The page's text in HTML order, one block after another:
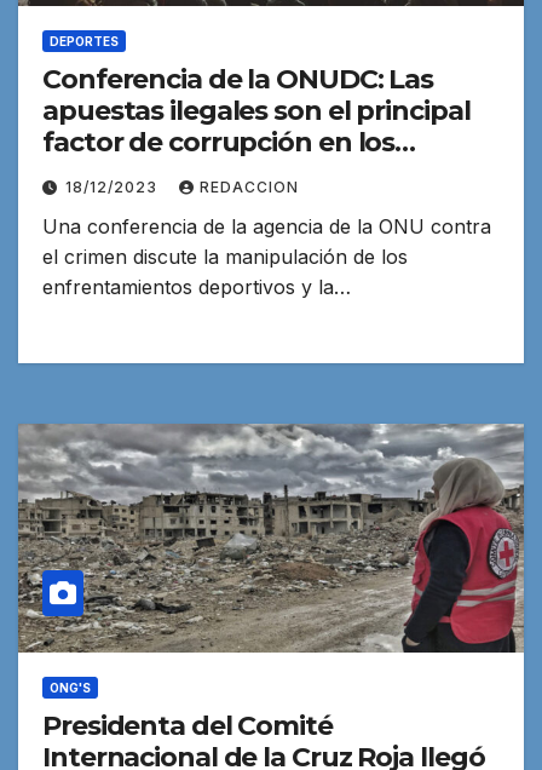
DEPORTES
Conferencia de la ONUDC: Las
apuestas ilegales son el principal
factor de corrupción en los
deportes
18/12/2023 REDACCION
Una conferencia de la agencia de la ONU contra
el crimen discute la manipulación de los
enfrentamientos deportivos y la…
ONG'S
Presidenta del Comité
Internacional de la Cruz Roja llegó